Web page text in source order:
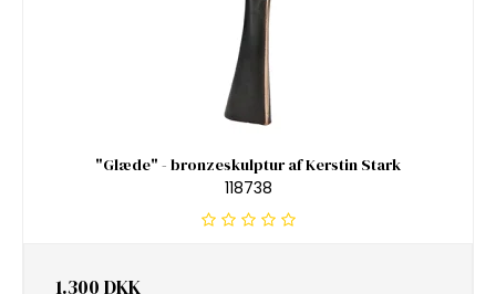
"Glæde" - bronzeskulptur af Kerstin Stark
118738
1.300 DKK